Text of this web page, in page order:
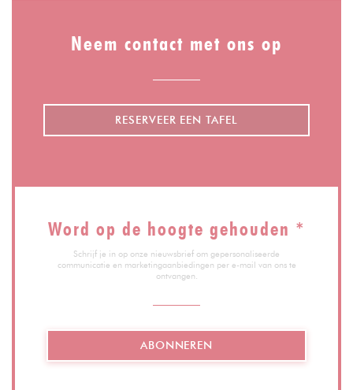
Neem contact met ons op
RESERVEER EEN TAFEL
Word op de hoogte gehouden *
Schrijf je in op onze nieuwsbrief om gepersonaliseerde
communicatie en marketingaanbiedingen per e-mail van ons te
ontvangen.
ABONNEREN